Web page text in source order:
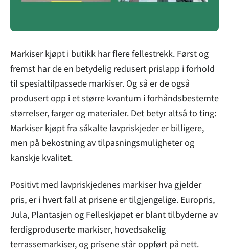
Markiser kjøpt i butikk har flere fellestrekk. Først og
fremst har de en betydelig redusert prislapp i forhold
til spesialtilpassede markiser. Og så er de også
produsert opp i et større kvantum i forhåndsbestemte
størrelser, farger og materialer. Det betyr altså to ting:
Markiser kjøpt fra såkalte lavpriskjeder er billigere,
men på bekostning av tilpasningsmuligheter og
kanskje kvalitet.
Positivt med lavpriskjedenes markiser hva gjelder
pris, er i hvert fall at prisene er tilgjengelige. Europris,
Jula, Plantasjen og Felleskjøpet er blant tilbyderne av
ferdigproduserte markiser, hovedsakelig
terrassemarkiser, og prisene står oppført på nett.